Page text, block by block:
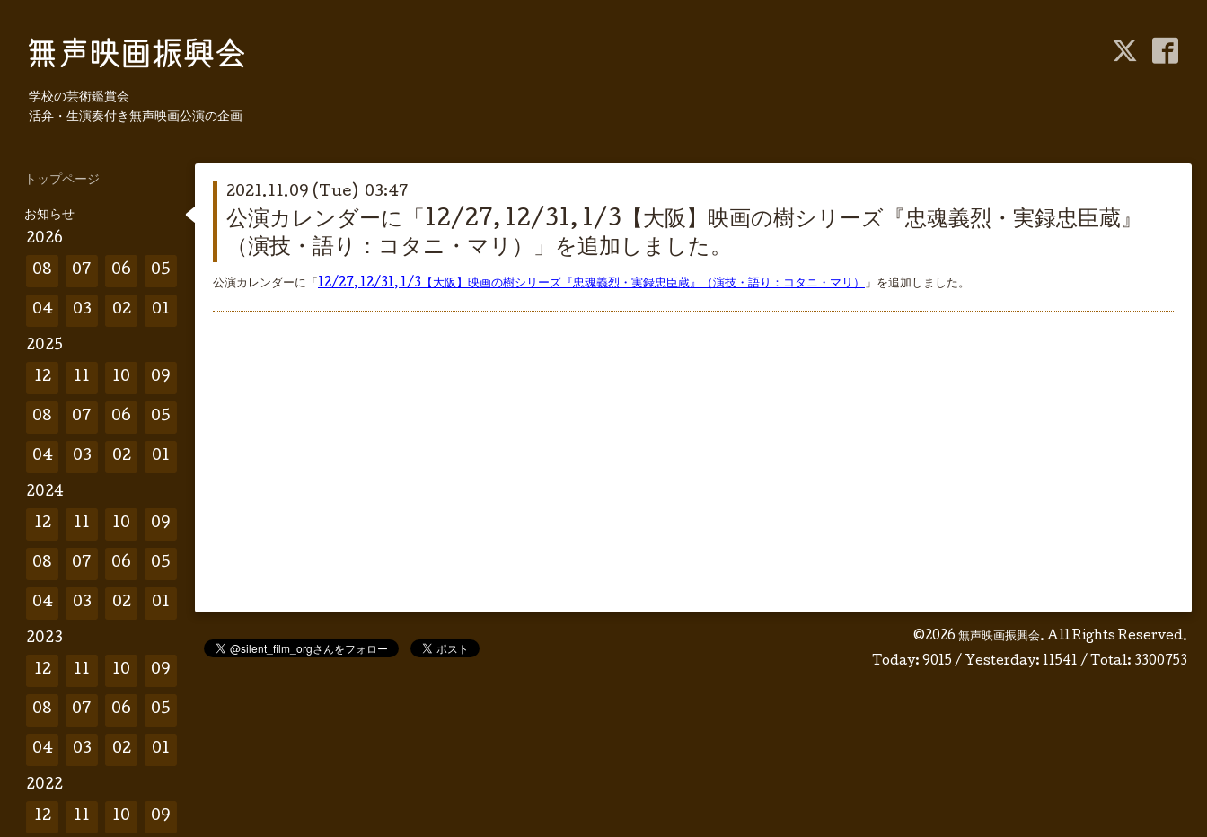
学校の芸術鑑賞会
活弁・生演奏付き無声映画公演の企画
2021.11.09 (Tue) 03:47
公演カレンダーに「12/27, 12/31, 1/3【大阪】映画の樹シリーズ『忠魂義烈・実録忠臣蔵』
（演技・語り：コタニ・マリ）」を追加しました。
公演カレンダーに「 12/27, 12/31, 1/3【大阪】映画の樹シリーズ『忠魂義烈・実録忠臣蔵』（演技・語り：コタニ・マリ） 」を追加しました。
©2026 無声映画振興会. All Rights Reserved.
Today: 9015 / Yesterday: 11541 / Total: 3300753
トップページ
お知らせ
2026
08 07 06 05
04 03 02 01
2025
12 11 10 09
08 07 06 05
04 03 02 01
2024
12 11 10 09
08 07 06 05
04 03 02 01
2023
12 11 10 09
08 07 06 05
04 03 02 01
2022
12 11 10 09